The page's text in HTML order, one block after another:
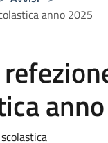
anno 2025